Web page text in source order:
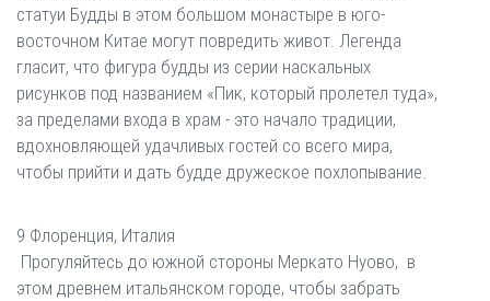
статуи Будды в этом большом монастыре в юго-
восточном Китае могут повредить живот. Легенда
гласит, что фигура будды из серии наскальных
рисунков под названием «Пик, который пролетел туда»,
за пределами входа в храм - это начало традиции,
вдохновляющей удачливых гостей со всего мира,
чтобы прийти и дать будде дружеское похлопывание.
9 Флоренция, Италия
Прогуляйтесь до южной стороны Меркато Нуово, в
этом древнем итальянском городе, чтобы забрать